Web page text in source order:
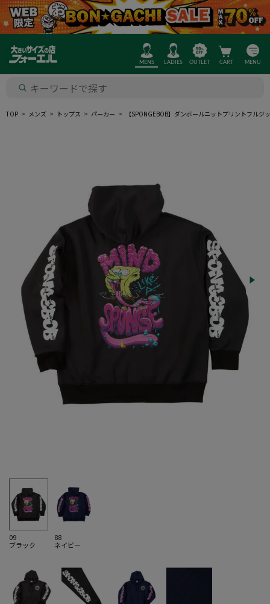
MENS LADIES OUTLET CART MENU
TOP メンズ トップス パーカー 【SPONGEBOB】ダンボールニットプリントフル
09
ブラック
88
ネイビー